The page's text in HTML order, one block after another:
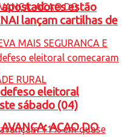
ACAO DO
apostadores estão
lançam cartilhas de
eleitoral
sábado (04)